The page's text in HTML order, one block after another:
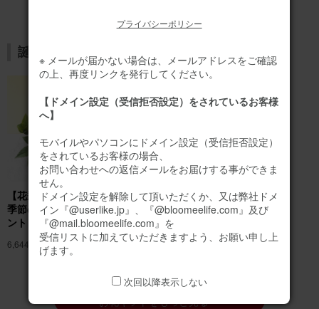
誕生日のお花ギフトはこちら
【花瓶不要】バラのみ
季節のお花アレンジメ
ント
6,644円 (税込)
バラのブーケ（20
本） プレミアムロー
ズブーケ
11,090円(税込)
誕生日にオススメの
お花ギフトをもっと見る
プライバシーポリシー
※ メールが届かない場合は、メールアドレスをご確認
の上、再度リンクを発行してください。
【ドメイン設定（受信拒否設定）をされているお客様
へ】
モバイルやパソコンにドメイン設定（受信拒否設定）
をされているお客様の場合、
お問い合わせへの返信メールをお届けする事ができま
せん。
ドメイン設定を解除して頂いただくか、又は弊社ドメ
イン『@userlike.jp』、『@bloomeelife.com』及び
『@mail.bloomeelife.com』を
受信リストに加えていただきますよう、お願い申し上
げます。
次回以降表示しない